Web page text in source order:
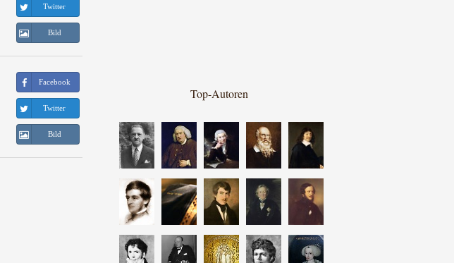
Twitter
Bild
Facebook
Twitter
Bild
Top-Autoren